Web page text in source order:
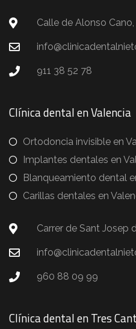
Calle de Alonso Cano,
911 38 52 78
Clínica dental en Valencia
Ortodoncia invisible en
Implantes dentales en
Blanqueamiento dental
Carillas dentales en
Carrer de Sant Josep
960 88 09 99
Clínica dental en Tres